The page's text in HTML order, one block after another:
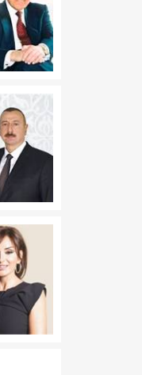
15:05
06 Avqust
15:00
06 Avqust
14:50
06 Avqust